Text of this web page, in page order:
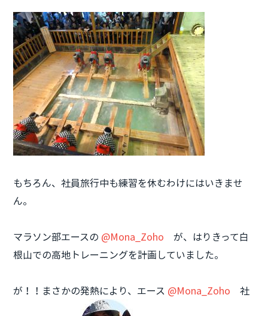
もちろん、社員旅行中も練習を休むわけにはいきませ
ん。
マラソン部エースの @Mona_Zoho が、はりきって白
根山での高地トレーニングを計画していました。
が！！ まさかの発熱により、エース @Mona_Zoho 社